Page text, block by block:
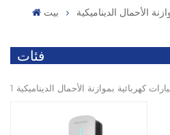
بيت الأحمال الديناميكية
فئات